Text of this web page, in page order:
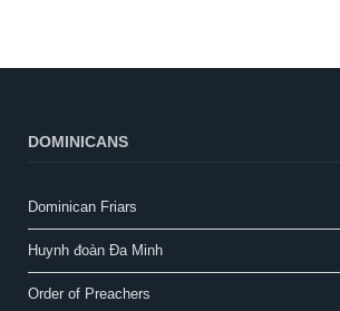
DOMINICANS
Dominican Friars
Huynh đoàn Đa Minh
Order of Preachers